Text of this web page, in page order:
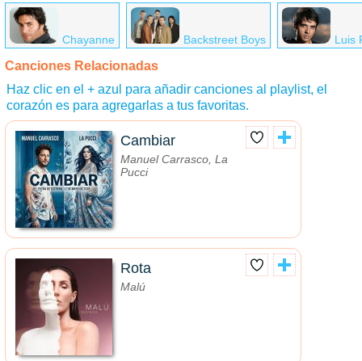
Chayanne Backstreet Boys Luis
Canciones Relacionadas
Haz clic en el + azul para añadir canciones al playlist, el
corazón es para agregarlas a tus favoritas.
Cambiar
Manuel Carrasco, La
Pucci
Rota
Malú